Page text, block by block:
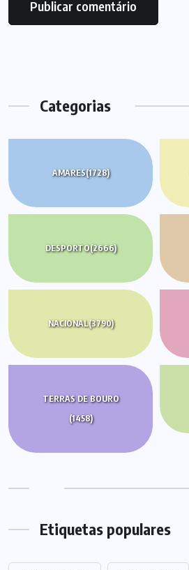
Categorias
AMARES(1728)
DESPORTO(2666)
NACIONAL(3790)
TERRAS DE BOURO
(1458)
Etiquetas populares